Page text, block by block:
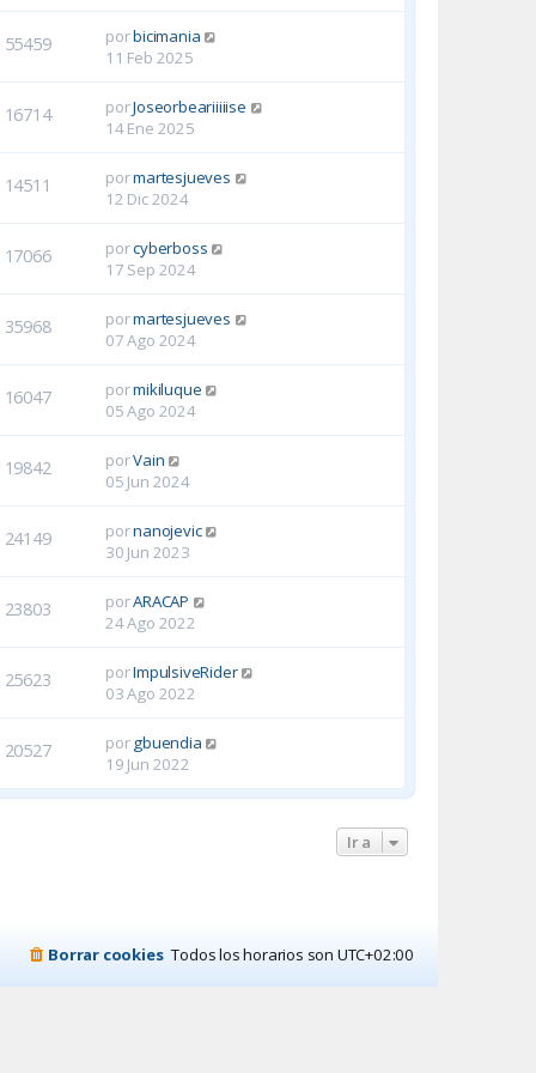
55459 porbicimania
11 Feb 2025
16714 porJoseorbeariiiiise
14 Ene 2025
14511 pormartesjueves
12 Dic 2024
17066 porcyberboss
17 Sep 2024
35968 pormartesjueves
07 Ago 2024
16047 pormikiluque
05 Ago 2024
19842 porVain
05 Jun 2024
24149 pornanojevic
30 Jun 2023
23803 porARACAP
24 Ago 2022
25623 porImpulsiveRider
03 Ago 2022
20527 porgbuendia
19 Jun 2022
Ir a
Todos los horarios son UTC+02:00
Borrar cookies